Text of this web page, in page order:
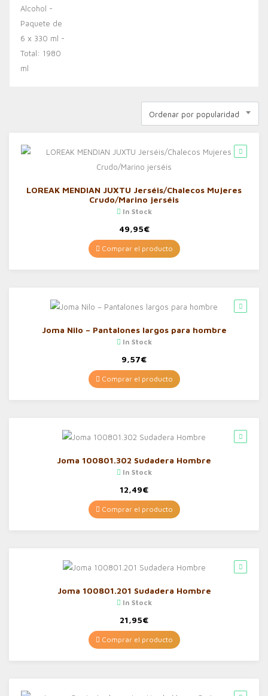
Ordenar por popularidad
LOREAK MENDIAN JUXTU Jerséis/Chalecos Mujeres
Crudo/Marino jerséis
In Stock
49,95€
Comprar el producto
Joma Nilo – Pantalones largos para hombre
In Stock
9,57€
Comprar el producto
Joma 100801.302 Sudadera Hombre
In Stock
12,49€
Comprar el producto
Joma 100801.201 Sudadera Hombre
In Stock
21,95€
Comprar el producto